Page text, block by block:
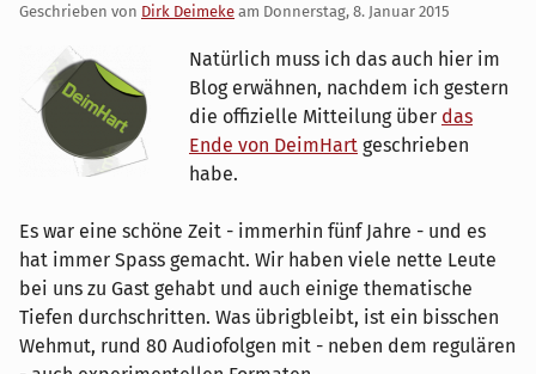
Geschrieben von Dirk Deimeke am Donnerstag, 8. Januar 2015
Natürlich muss ich das auch hier im
Blog erwähnen, nachdem ich gestern
die offizielle Mitteilung über das
Ende von DeimHart geschrieben
habe.
Es war eine schöne Zeit - immerhin fünf Jahre - und es
hat immer Spass gemacht. Wir haben viele nette Leute
bei uns zu Gast gehabt und auch einige thematische
Tiefen durchschritten. Was übrigbleibt, ist ein bisschen
Wehmut, rund 80 Audiofolgen mit - neben dem regulären